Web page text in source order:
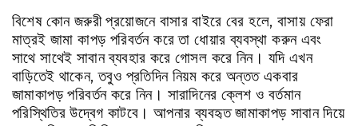
বিশেষ কোন জরুরী প্রয়োজনে বাসার বাইরে বের হলে, বাসায় ফেরা
মাত্রই জামা কাপড় পরিবর্তন করে তা ধোয়ার ব্যবস্থা করুন এবং
সাথে সাথেই সাবান ব্যবহার করে গোসল করে নিন। যদি এখন
বাড়িতেই থাকেন,তবুও প্রতিদিন নিয়ম করে অন্তত একবার
জামাকাপড় পরিবর্তন করে নিন। সারাদিনের ক্লেশ ও বর্তমান
পরিস্থিতির উদ্বেগ কাটবে। আপনার ব্যবহৃত জামাকাপড় সাবান দিয়ে